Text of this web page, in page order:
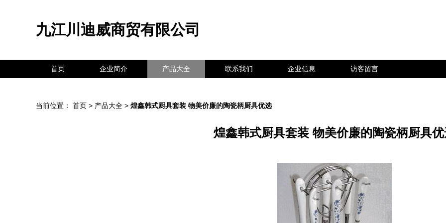
九江川迪威商贸有限公司
首页 企业简介 产品大全 联系我们 企业信息 访客留言
当前位置： 首页 > 产品大全 > 煌鑫韩式厨具套装 物美价廉的陶瓷柄厨具优选
煌鑫韩式厨具套装 物美价廉的陶瓷柄厨具